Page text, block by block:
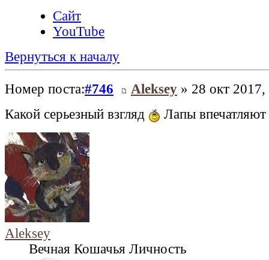
Сайт
YouTube
Вернуться к началу
Номер поста:#746 Aleksey » 28 окт
Какой серьезный взгляд
Лапы
Aleksey
Вечная Кошачья Личность